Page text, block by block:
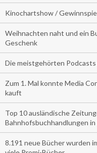
Kinochartshow /
Weihnachten naht und ein
Geschenk
Die meistgehörten Podcasts
Zum 1. Mal konnte Media
kauft
Top 10 ausländische
Bahnhofsbuchhandlungen
8.191 neue Bücher wurden